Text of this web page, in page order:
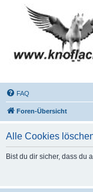
FAQ
Foren-Übersicht
Alle Cookies
Bist du dir sicher, dass du